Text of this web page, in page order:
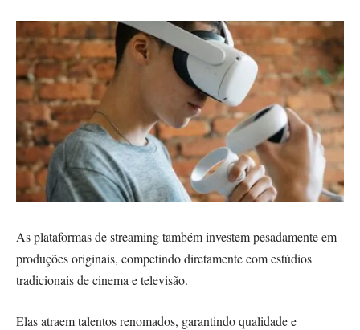
As plataformas de streaming também investem pesadamente em
produções originais, competindo diretamente com estúdios
tradicionais de cinema e televisão.
Elas atraem talentos renomados, garantindo qualidade e